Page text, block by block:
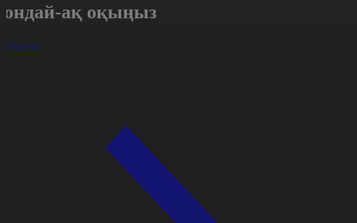
ақ оқыңыз